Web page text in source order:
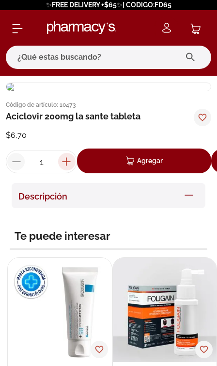
✨FREE DELIVERY +$65✨| CODIGO:FD65
¿Qué estas buscando?
Código de artículo: 10473
Aciclovir 200mg la sante tableta
$6,70
Agregar
Descripción
Te puede interesar
términos más buscados
1. eucerin
bioderma
5. cerave
6 degraler
10.nivea